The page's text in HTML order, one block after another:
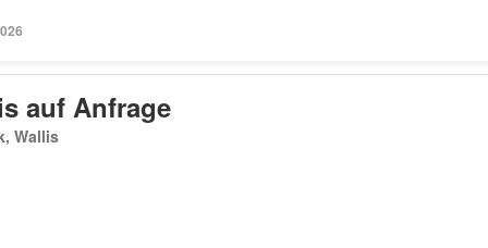
auf Anfrage
Wallis